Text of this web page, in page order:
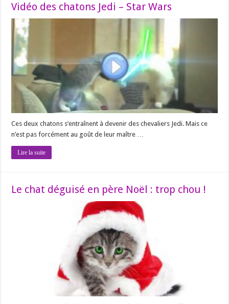
Vidéo des chatons Jedi – Star Wars
Ces deux chatons s’entraînent à devenir des chevaliers Jedi. Mais ce
n’est pas forcément au goût de leur maître …
Lire la suite
Le chat déguisé en père Noël : trop chou !